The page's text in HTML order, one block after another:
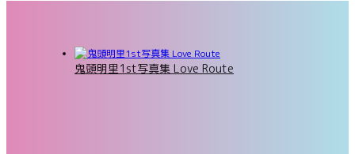
鬼頭明里1st写真集 Love Route